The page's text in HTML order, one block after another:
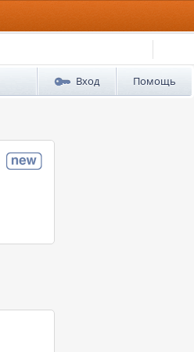
Вход Помощь